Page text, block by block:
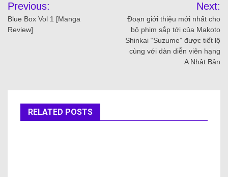
Previous:
Blue Box Vol 1 [Manga
Review]
Next:
Đoạn giới thiệu mới nhất cho
bộ phim sắp tới của Makoto
Shinkai “Suzume” được tiết lộ
cùng với dàn diễn viên hạng
A Nhật Bản
RELATED POSTS